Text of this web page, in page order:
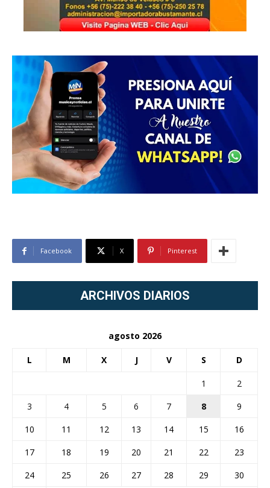
Facebook X Pinterest
ARCHIVOS DIARIOS
agosto 2026
L M X J V S D
1
2
3
4 5 6 7 8
9
10
11 12 13 14 15
16
17
18 19 20 21 22
23
24
25 26 27 28 29
30